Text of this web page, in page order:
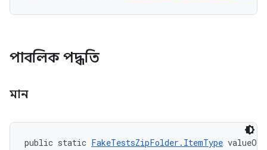
পাবলিক পদ্ধতি
মান
public static FakeTestsZipFolder.ItemType valueOf